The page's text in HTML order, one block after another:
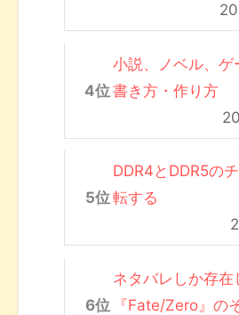
小説、ノベル、
書き方・作り方
DDR4とDDR5の
転する
ネタバレしか存在
『Fate/Zero』の